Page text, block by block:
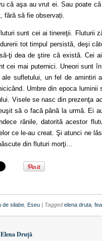
că aşa au vrut ei. Sau poate
fără să fie observați.
sunt cei ai tinereţii. Fluturii
tot timpul persistă, deşi
ţi dea de ştire că există. Cei
cei mai puternici. Uneori sunt
sufletului, un fel de amintiri
Umbre din epoca
Visele se nasc din prezenţa
să o facă până la urmă. Ei
rănile, datorită acestor
ce le-au creat. Şi atunci ne
din fluturi morţi…
de silabe Eseu | Taggedelena druta
Elena Druţă